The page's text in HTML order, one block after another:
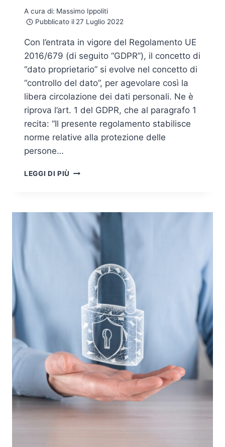
A cura di: Massimo Ippoliti
Pubblicato il 27 Luglio 2022
Con l’entrata in vigore del Regolamento UE
2016/679 (di seguito “GDPR”), il concetto di
“dato proprietario” si evolve nel concetto di
“controllo del dato”, per agevolare così la
libera circolazione dei dati personali. Ne è
riprova l’art. 1 del GDPR, che al paragrafo 1
recita: “Il presente regolamento stabilisce
norme relative alla protezione delle
persone…
LEGGI DI PIÙ
NEL
NUOVO
REGOLAMENTO
2016/679
PRIMA